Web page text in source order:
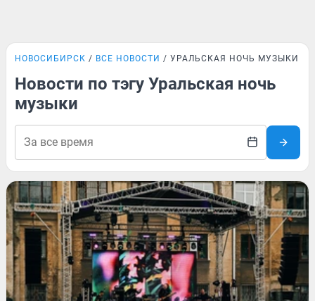
НОВОСИБИРСК ВСЕ НОВОСТИ УРАЛЬСКАЯ НОЧЬ МУЗЫКИ
Новости по тэгу Уральская ночь
музыки